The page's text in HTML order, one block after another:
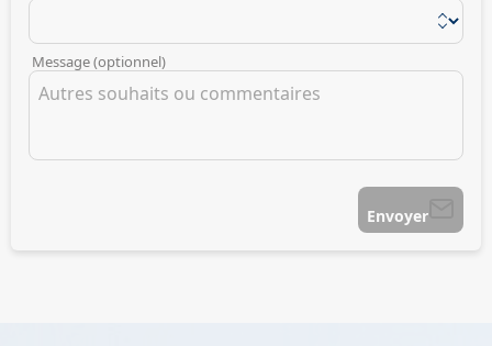
Message (optionnel)
Envoyer